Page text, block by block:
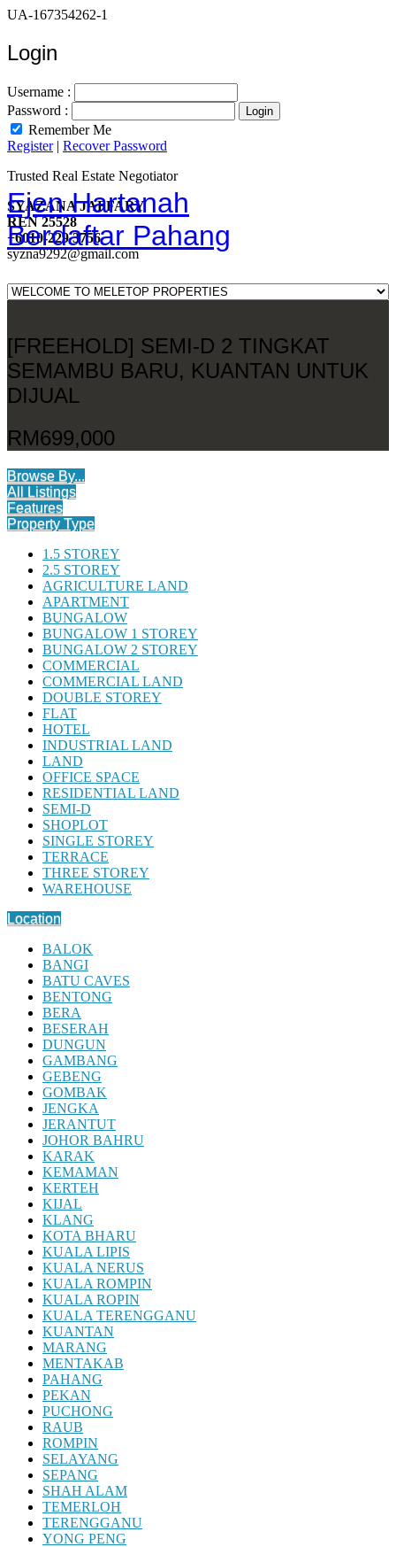
UA-167354262-1
Login
Username :
Password :
Remember Me
Register| Recover Password
Ejen Hartanah
Berdaftar Pahang
Trusted Real Estate Negotiator
SYAZANA JAFFARY
REN 25528
+6010-229 3756
syzna9292@gmail.com
[FREEHOLD] SEMI-D 2 TINGKAT
SEMAMBU BARU, KUANTAN UNTUK
DIJUAL
RM699,000
Browse By...
All Listings
Features
Property Type
1.5 STOREY
2.5 STOREY
AGRICULTURE LAND
APARTMENT
BUNGALOW
BUNGALOW 1 STOREY
BUNGALOW 2 STOREY
COMMERCIAL
COMMERCIAL LAND
DOUBLE STOREY
FLAT
HOTEL
INDUSTRIAL LAND
LAND
OFFICE SPACE
RESIDENTIAL LAND
SEMI-D
SHOPLOT
SINGLE STOREY
TERRACE
THREE STOREY
WAREHOUSE
Location
BALOK
BANGI
BATU CAVES
BENTONG
BERA
BESERAH
DUNGUN
GAMBANG
GEBENG
GOMBAK
JENGKA
JERANTUT
JOHOR BAHRU
KARAK
KEMAMAN
KERTEH
KIJAL
KLANG
KOTA BHARU
KUALA LIPIS
KUALA NERUS
KUALA ROMPIN
KUALA ROPIN
KUALA TERENGGANU
KUANTAN
MARANG
MENTAKAB
PAHANG
PEKAN
PUCHONG
RAUB
ROMPIN
SELAYANG
SEPANG
SHAH ALAM
TEMERLOH
TERENGGANU
YONG PENG